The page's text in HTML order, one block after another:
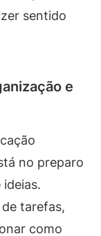
sentido
e
no preparo
tarefas,
como